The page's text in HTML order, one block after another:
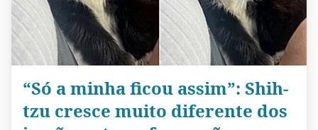
“Só a minha ficou assim”: Shih-
tzu cresce muito diferente dos